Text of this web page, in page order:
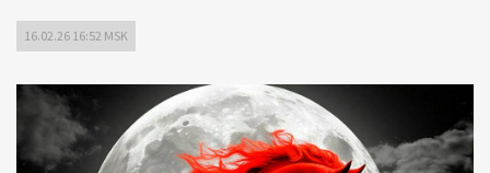
16.02.26 16:52 MSK